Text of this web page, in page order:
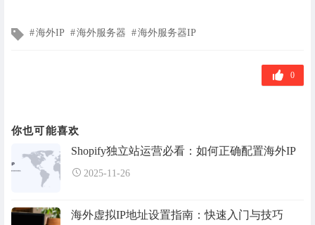
文海外IP 海外服务器 海外服务器IP
0
你也可能喜欢
Shopify独立站运营必看：如何正确配置海外IP
2025-11-26
海外虚拟IP地址设置指南：快速入门与技巧